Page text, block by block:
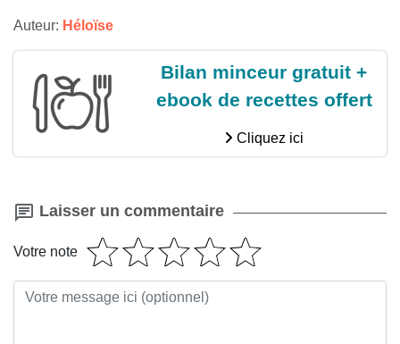
Auteur: Héloïse
Bilan minceur gratuit +
ebook de recettes offert
Cliquez ici
Laisser un commentaire
Votre note